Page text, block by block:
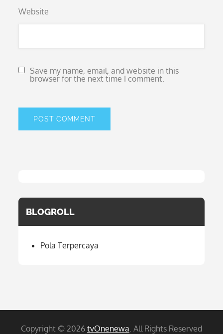
Website
Save my name, email, and website in this
browser for the next time I comment.
BLOGROLL
Pola Terpercaya
Copyright © 2026 tvOnenewa. All Rights Reserved